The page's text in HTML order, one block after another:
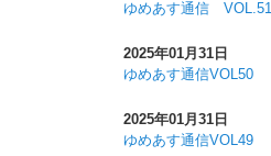
ゆめあす通信 VOL.51
2025年01月31日
ゆめあす通信VOL50
2025年01月31日
ゆめあす通信VOL49